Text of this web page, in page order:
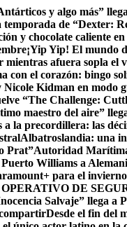
y algo más”
temporada de “Dexter:
y chocolate caliente
¡Yip Yip! El mundo
mientras afuera sopla el
con el corazón: bingo
Nicole Kidman en modo
“The Challenge:
maestro del aire”
a la precordillera: las
Albatroslandia: una
Prat”Autoridad
Williams a
para el
DE
Salvaje” llega a
Desde el fin del